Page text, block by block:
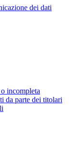
dei dati
incompleta
da parte dei titolari